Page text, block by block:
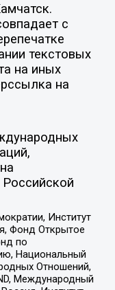
с
текстовых
на иных
на
Институт
Фонд Открытое
по
Национальный
Отношений,
Международный